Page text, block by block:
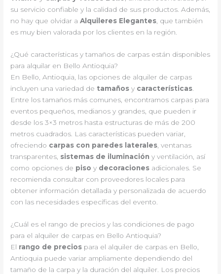
su servicio confiable y la calidad de sus productos. Además,
no hay que olvidar aAlquileres Elegantes, que también
es muy bien valorada por los clientes en la región.
¿Qué características y tamaños de carpas están disponibles
para alquilar en Bello Antioquia?
En Bello, Antioquia, las opciones de alquiler de carpas
incluyen una variedad de tamaños y características
Entre los tamaños más comunes, encontramos carpas para
eventos pequeños, medianos y grandes, que pueden ir
desde los 3×3 metros hasta estructuras de más de 200
metros cuadrados. Las características pueden variar,
ofreciendo carpas con paredes laterales , ventanas
transparentes, sistemas de iluminación y ventilación, así
como opciones de piso y decoraciones adicionales. Se
recomienda consultar con proveedores locales para
obtener información detallada y personalizada de acuerdo
con las necesidades específicas del evento.
¿Cuál es el rango de precios y las condiciones de pago
para el alquiler de carpas en Bello Antioquia?
El rango de precios para el alquiler de carpas en Bello,
Antioquia puede variar ampliamente dependiendo del
tamaño de la carpa y la duración del alquiler. Los precios